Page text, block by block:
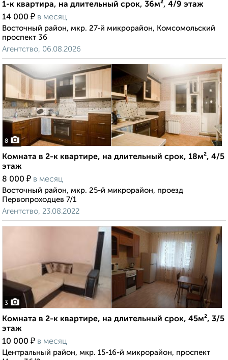
1-к квартира, на длительный срок, 36м², 4/9 этаж
14 000 ₽ в месяц
Восточный район, мкр. 27-й микрорайон, Комсомольский
проспект 36
Агентство, 06.08.2026
8
Комната в 2-к квартире, на длительный срок, 18м², 4/5
этаж
8 000 ₽ в месяц
Восточный район, мкр. 25-й микрорайон, проезд
Первопроходцев 7/1
Агентство, 23.08.2022
3
Комната в 2-к квартире, на длительный срок, 45м², 3/5
этаж
10 000 ₽ в месяц
Центральный район, мкр. 15-16-й микрорайон, проспект